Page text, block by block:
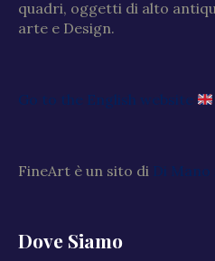
quadri, oggetti di alto
arte e Design.
Go to the English website
FineArt è un sito di Di
Dove Siamo